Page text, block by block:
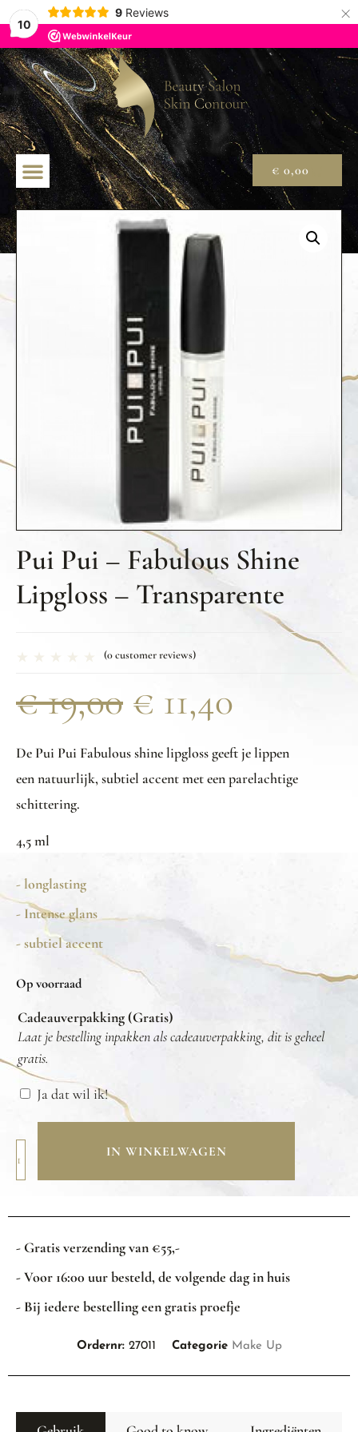
10
9 Reviews ×
€ 0,00
Pui Pui – Fabulous Shine
Lipgloss – Transparente
(0customer reviews)
€19,00 € 11,40
De Pui Pui Fabulous shine lipgloss geeft je lippen
een natuurlijk, subtiel accent met een parelachtige
schittering.
4,5 ml
- longlasting
- Intense glans
- subtiel accent
Op voorraad
Cadeauverpakking (Gratis)
Laat je bestelling inpakken als cadeauverpakking, dit is geheel
gratis.
Ja dat wil ik!
IN WINKELWAGEN
- Gratis verzending van €55,-
- Voor 16:00 uur besteld, de volgende dag in huis
- Bij iedere bestelling een gratis proefje
Ordernr: 27011 Categorie Make Up